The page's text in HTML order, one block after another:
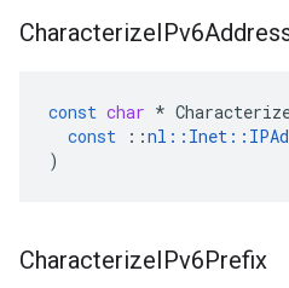
Characterize
const char *
const
::nl :: Inet ::
)
CharacterizeIPv6Prefix